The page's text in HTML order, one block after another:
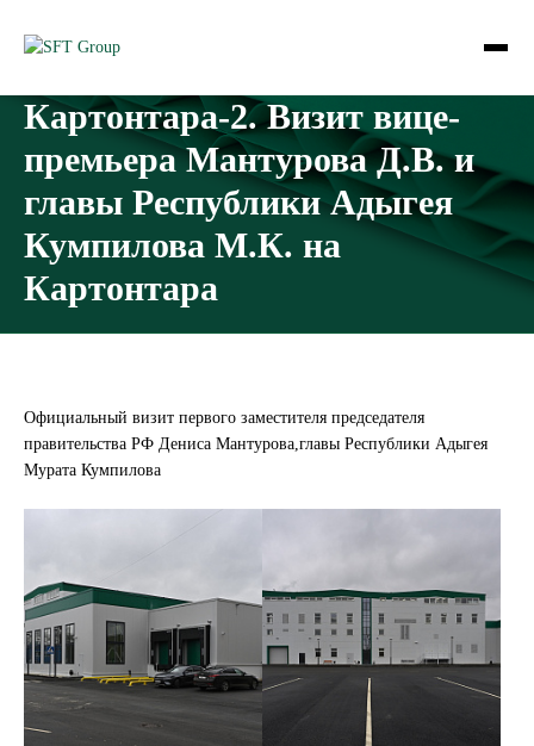
Картонтара-2. Визит вице-
премьера Мантурова Д.В. и
главы Республики Адыгея
Кумпилова М.К. на
Картонтара
Официальный визит первого заместителя председателя
правительства РФ Дениса Мантурова,главы Республики Адыгея
Мурата Кумпилова